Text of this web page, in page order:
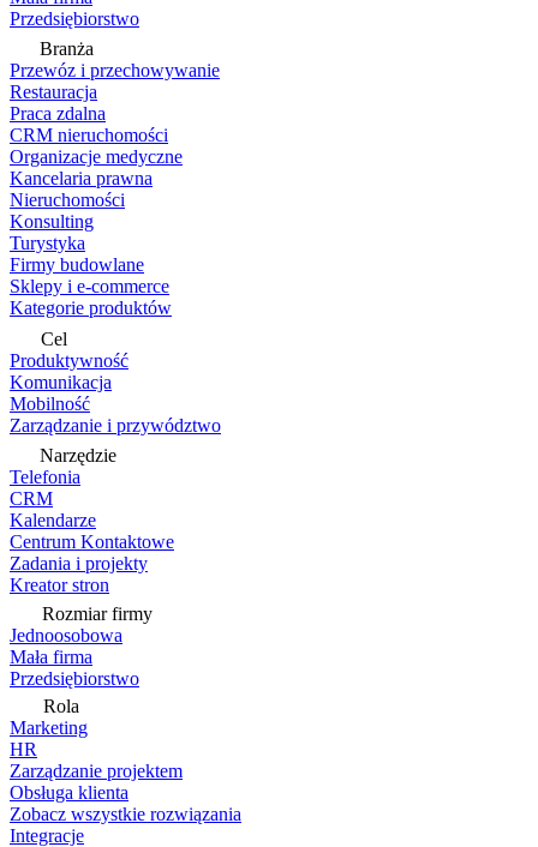
Przedsiębiorstwo
Branża
Przewóz i przechowywanie
Restauracja
Praca zdalna
CRM nieruchomości
Organizacje medyczne
Kancelaria prawna
Nieruchomości
Konsulting
Turystyka
Firmy budowlane
Sklepy i e-commerce
Kategorie produktów
Cel
Produktywność
Komunikacja
Mobilność
Zarządzanie i przywództwo
Narzędzie
Telefonia
CRM
Kalendarze
Centrum Kontaktowe
Zadania i projekty
Kreator stron
Rozmiar firmy
Jednoosobowa
Mała firma
Przedsiębiorstwo
Rola
Marketing
HR
Zarządzanie projektem
Obsługa klienta
Zobacz wszystkie rozwiązania
Integracje